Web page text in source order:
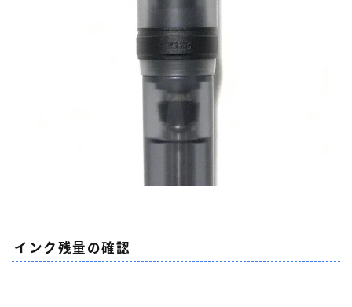
インク残量の確認